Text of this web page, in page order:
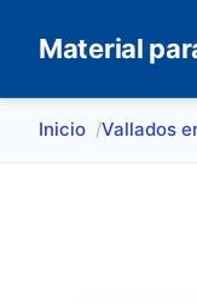
Material
Inicio Vallados